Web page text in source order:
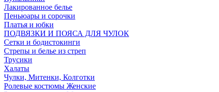
Лакированное белье
Пеньюары и сорочки
Платья и юбки
ПОДВЯЗКИ И ПОЯСА ДЛЯ ЧУЛОК
Сетки и бодистокинги
Стрепы и белье из стреп
Трусики
Халаты
Чулки, Митенки, Колготки
Ролевые костюмы Женские